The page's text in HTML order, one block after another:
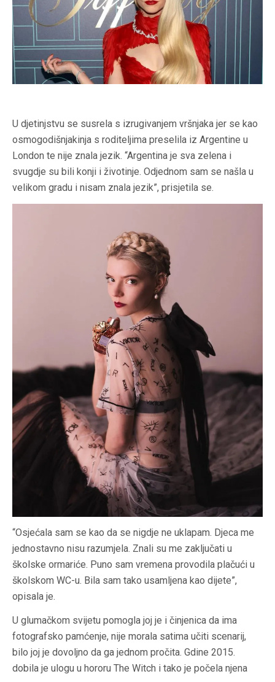
U djetinjstvu se susrela s izrugivanjem vršnjaka jer se kao
osmogodišnjakinja s roditeljima preselila iz Argentine u
London te nije znala jezik. “Argentina je sva zelena i
svugdje su bili konji i životinje. Odjednom sam se našla u
velikom gradu i nisam znala jezik”, prisjetila se.
“Osjećala sam se kao da se nigdje ne uklapam. Djeca me
jednostavno nisu razumjela. Znali su me zaključati u
školske ormariće. Puno sam vremena provodila plačući u
školskom WC-u. Bila sam tako usamljena kao dijete”,
opisala je.
U glumačkom svijetu pomogla joj je i činjenica da ima
fotografsko pamćenje, nije morala satima učiti scenarij,
bilo joj je dovoljno da ga jednom pročita. Gdine 2015.
dobila je ulogu u hororu The Witch i tako je počela njena